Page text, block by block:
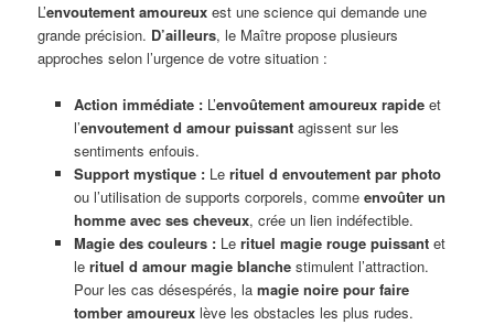
L’envoutement amoureux est une science qui demande une
grande précision. D’ailleurs, le Maître propose plusieurs
approches selon l’urgence de votre situation :
Action immédiate :L’envoûtement amoureux rapideet
l’envoutement d amour puissantagissent sur les
sentiments enfouis.
Support mystique :Le rituel d envoutement par photo
ou l’utilisation de supports corporels, comme envoûter un
homme avec ses cheveux, crée un lien indéfectible.
Magie des couleurs :Le rituel magie rouge puissantet
le rituel d amour magie blanchestimulent l’attraction.
Pour les cas désespérés, la magie noire pour faire
tomber amoureuxlève les obstacles les plus rudes.